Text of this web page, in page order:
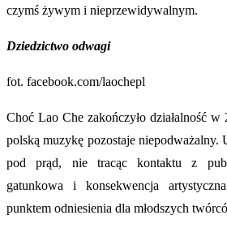
czymś żywym i nieprzewidywalnym.
Dziedzictwo odwagi
fot. facebook.com/laochepl
Choć Lao Che zakończyło działalność
polską muzykę pozostaje niepodważalny.
pod prąd, nie tracąc kontaktu z
gatunkowa i konsekwencja
punktem odniesienia dla młodszych